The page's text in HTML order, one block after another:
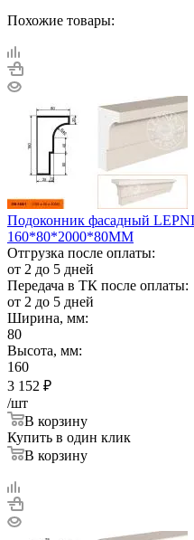
Похожие товары:
Подоконник фасадный
160*80*2000*80ММ
Отгрузка после оплаты:
от 2 до 5 дней
Передача в ТК после оплаты:
от 2 до 5 дней
Ширина, мм:
80
Высота, мм:
160
3 152 ₽
/шт
В корзину
Купить в один клик
В корзину